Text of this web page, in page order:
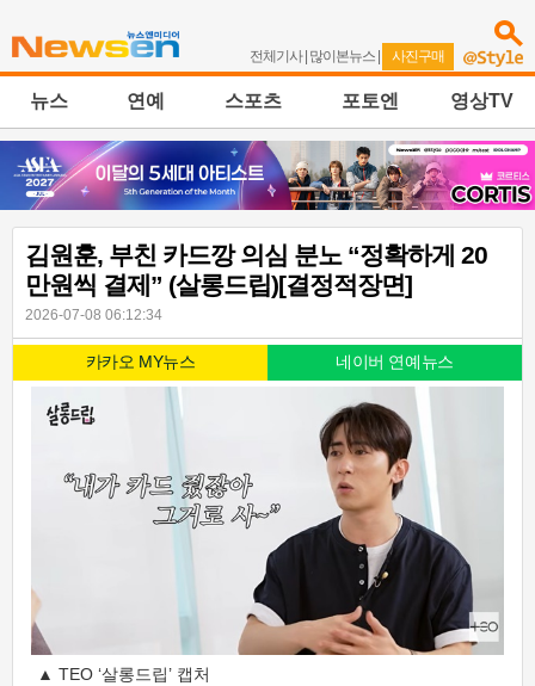
전체기사| 많이본뉴스 | 사진구매
뉴스 연예 스포츠 포토엔 영상TV
김원훈, 부친 카드깡 의심 분노 “정확하게 20
만원씩 결제” (살롱드립)[결정적장면]
2026-07-08 06:12:34
카카오 MY뉴스 네이버 연예뉴스
▲ TEO ‘살롱드립’ 캡처